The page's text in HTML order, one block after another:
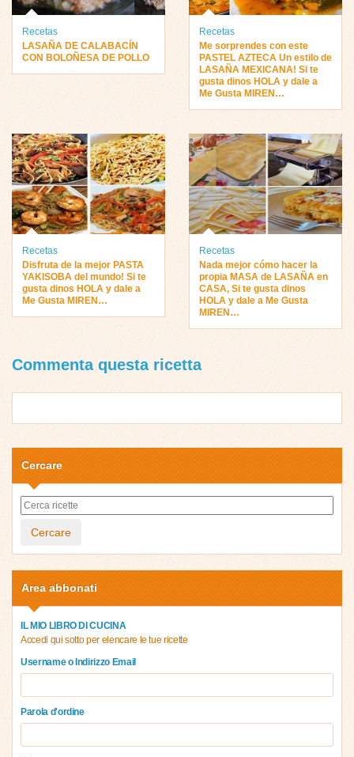
Recetas
LASAÑA DE CALABACÍN
CON BOLOÑESA DE POLLO
Recetas
Me sorprendes con este
PASTEL AZTECA Un estilo de
LASAÑA MEXICANA! Si te
gusta dinos HOLA y dale a
Me Gusta MIREN…
Recetas
Disfruta de la mejor PASTA
YAKISOBA del mundo! Si te
gusta dinos HOLA y dale a
Me Gusta MIREN…
Recetas
Nada mejor cómo hacer la
propia MASA de LASAÑA en
CASA, Si te gusta dinos
HOLA y dale a Me Gusta
MIREN…
Commenta questa ricetta
Cercare
Cercare
Area abbonati
IL MIO LIBRO DI CUCINA
Accedi qui sotto per elencare le tue ricette
Username o Indirizzo Email
Parola d'ordine